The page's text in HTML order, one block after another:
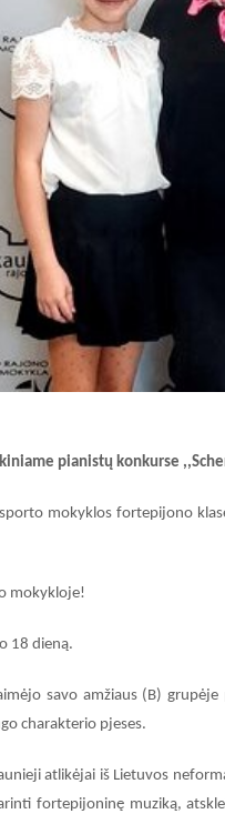
pianistų konkurse
mokyklos fortepijono
mokykloje!
18 dieną.
savo amžiaus (B) grupėje
charakterio pjeses.
atlikėjai iš Lietuvos
fortepijoninę muziką,